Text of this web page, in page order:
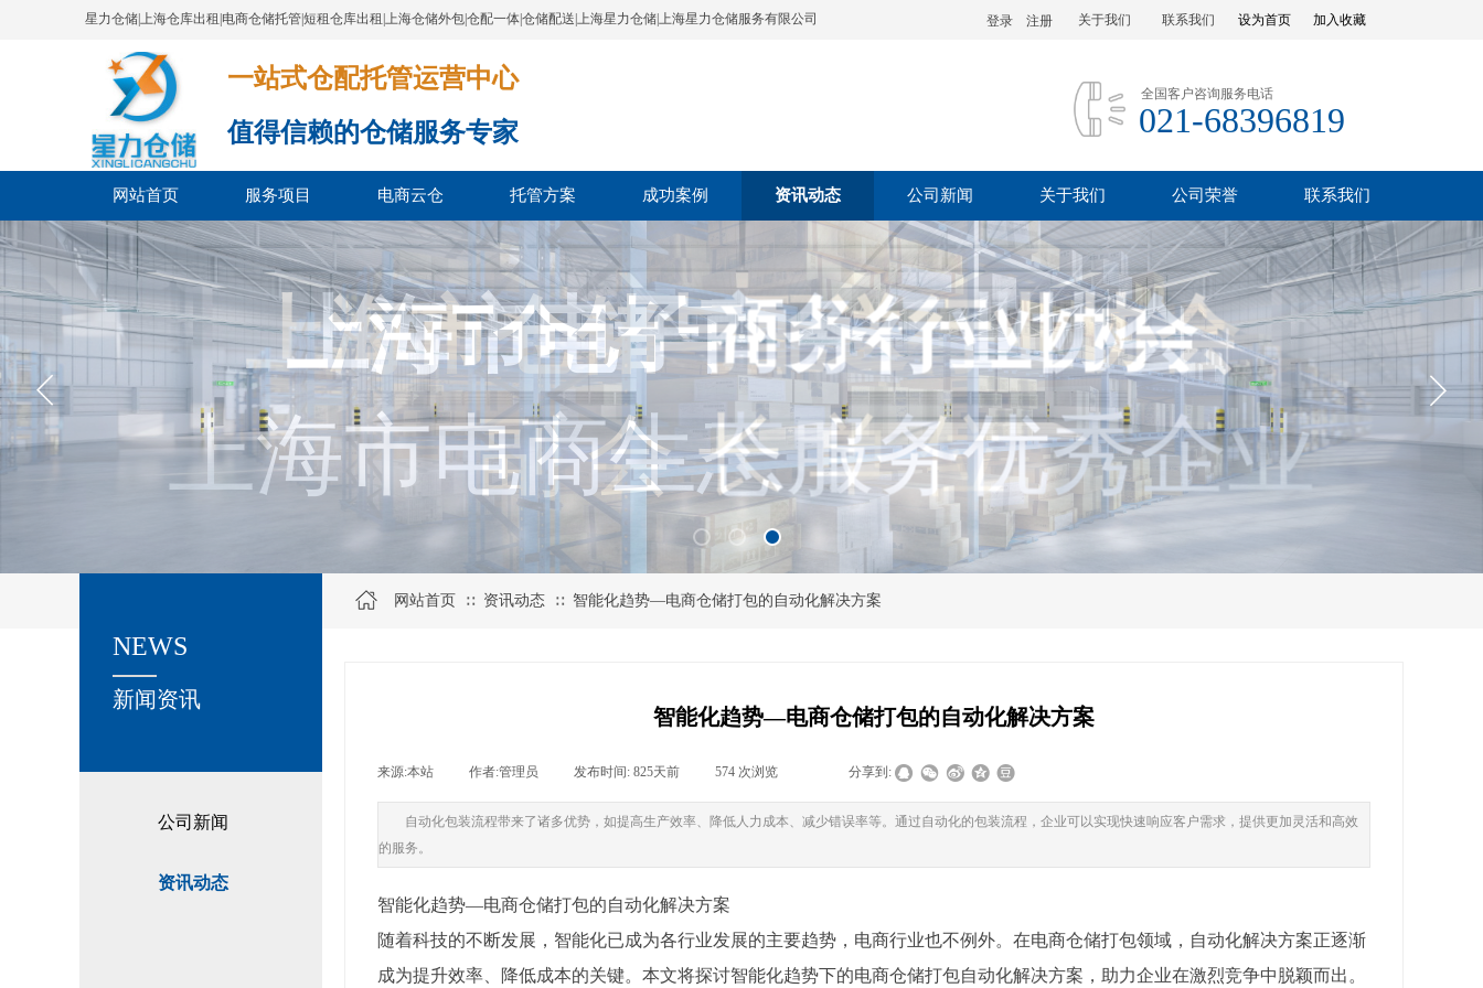
星力仓储|上海仓库出租|电商仓储托管|短租仓库出租|上海仓储外包|仓配一体|仓储配送|上海星力仓储|上海星力仓储服务有限公司 设为首页 加入收藏
登录 注册 联系我们
关于我们
一站式仓配托管运营中心​​​​​​​​​​​​​​​​​
值得信赖的仓储服务专家
全国客户咨询服务电话
021-68396819
网站首页 服务项目 电商云仓 托管方案 成功案例 资讯动态 公司新闻 关于我们 公司荣誉 联系我们
上海市电子商务行业协会
上海市电商生态服务优秀企业
上海市仓储与配送行业协会
副 会 长 单 位
公司新闻
资讯动态
关于我们
新闻资讯
NEWS
网站首页 ∷ 资讯动态 ∷ 智能化趋势—电商仓储打包的自动化解决方案
智能化趋势—电商仓储打包的自动化解决方案
来源:本站 作者:管理员 发布时间: 825天前 574 次浏览 分享到:
自动化包装流程带来了诸多优势，如提高生产效率、降低人力成本、减少错误率等。通过自动化的包装流程，企业可以实现快速响应客户需求，提供更加灵活和高效
的服务。
智能化趋势—电商仓储打包的自动化解决方案
随着科技的不断发展，智能化已成为各行业发展的主要趋势，电商行业也不例外。在电商仓储打包领域，自动化解决方案正逐渐
成为提升效率、降低成本的关键。本文将探讨智能化趋势下的电商仓储打包自动化解决方案，助力企业在激烈竞争中脱颖而出。